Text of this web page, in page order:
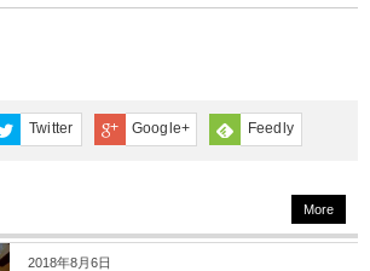
Twitter Google+ Feedly
2018年8月6日
More